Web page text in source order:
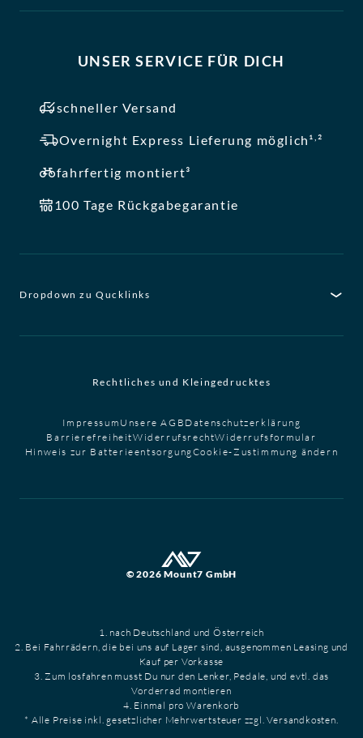
UNSER SERVICE FÜR DICH
schneller Versand
Overnight Express Lieferung möglich¹ ,²
fahrfertig montiert³
100 Tage Rückgabegarantie
Dropdown zu Qucklinks
Rechtliches und Kleingedrucktes
Impressum Unsere AGB Datenschutzerklärung
BarrierefreiheitWiderrufsrechtWiderrufsformular
Hinweis zur BatterieentsorgungCookie-Zustimmung ändern
© 2026 Mount7 GmbH
1. nach Deutschland und Österreich
2. Bei Fahrrädern, die bei uns auf Lager sind, ausgenommen Leasing und
Kauf per Vorkasse
3. Zum losfahren musst Du nur den Lenker, Pedale, und evtl. das
Vorderrad montieren
4. Einmal pro Warenkorb
* Alle Preise inkl. gesetzlicher Mehrwertsteuer zzgl. Versandkosten.